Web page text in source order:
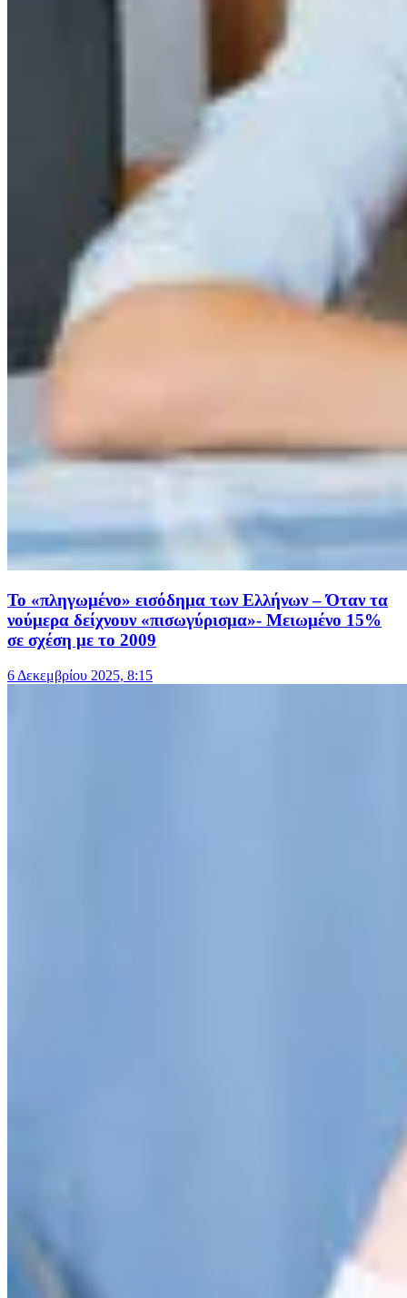
Το «πληγωμένο» εισόδημα των Ελλήνων – Όταν τα
νούμερα δείχνουν «πισωγύρισμα»- Μειωμένο 15%
σε σχέση με το 2009
6 Δεκεμβρίου 2025, 8:15